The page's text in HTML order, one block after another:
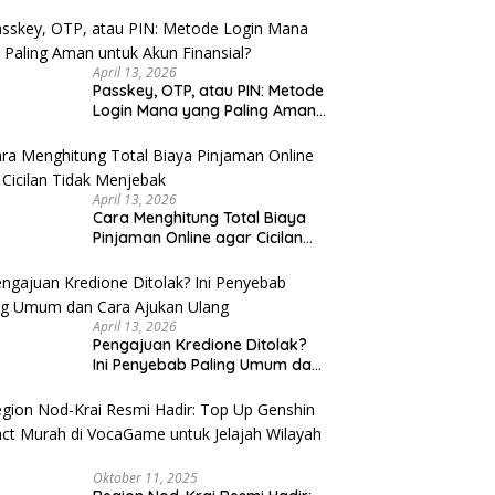
April 13, 2026
Passkey, OTP, atau PIN: Metode
Login Mana yang Paling Aman
April 13, 2026
Cara Menghitung Total Biaya
Pinjaman Online agar Cicilan
April 13, 2026
Pengajuan Kredione Ditolak?
Ini Penyebab Paling Umum dan
Oktober 11, 2025